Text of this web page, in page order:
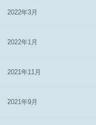
2022年3月
2022年1月
2021年11月
2021年9月